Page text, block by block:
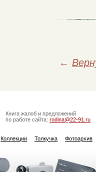
←
Книга жалоб и предложений
по работе сайта: rodina@22-91.ru
Коллекции Толкучка Фотоархив